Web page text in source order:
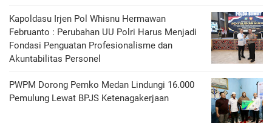
Kapoldasu Irjen Pol Whisnu Hermawan
Februanto : Perubahan UU Polri Harus Menjadi
Fondasi Penguatan Profesionalisme dan
Akuntabilitas Personel
PWPM Dorong Pemko Medan Lindungi 16.000
Pemulung Lewat BPJS Ketenagakerjaan